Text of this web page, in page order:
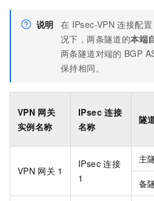
说明 在 IPsec-VPN 连接配置
况下，两条隧道的本端
两条隧道对端的 BGP
保持相同。
VPN 网关
实例名称
IPsec 连接
名称
隧
VPN 网关 1
IPsec 连接
1
主
备